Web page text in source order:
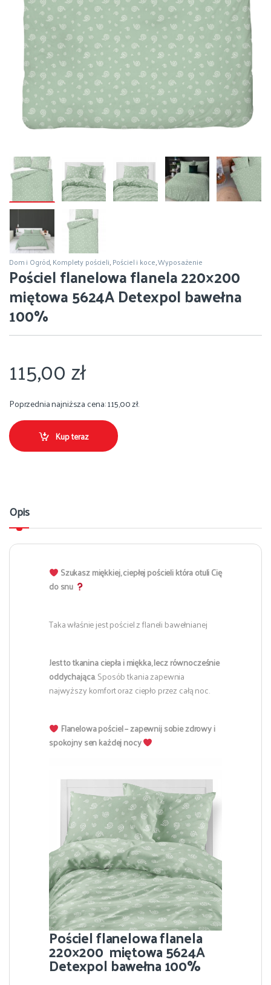
Dom i Ogród,Komplety pościeli,Pościel i koce,Wyposażenie
Pościel flanelowa flanela 220×200
miętowa 5624A Detexpol bawełna
100%
115,00zł
Poprzednia najniższa cena:115,00zł.
Kup teraz
Opis
Szukasz miękkiej, ciepłej pościeli która otuli Cię
do snu
Taka właśnie jest pościel z flaneli bawełnianej
Jest to tkanina ciepła i miękka, lecz równocześnie
oddychająca. Sposób tkania zapewnia
najwyższy komfort oraz ciepło przez całą noc.
Flanelowa pościel – zapewnij sobie zdrowy i
spokojny sen każdej nocy
Pościel flanelowa flanela
220×200 miętowa 5624A
Detexpol bawełna 100%